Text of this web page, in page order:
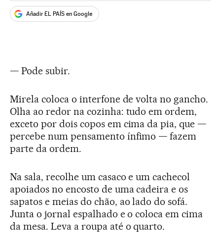
Añadir EL PAÍS en Google
— Pode subir.
Mirela coloca o interfone de volta no gancho.
Olha ao redor na cozinha: tudo em ordem,
exceto por dois copos em cima da pia, que —
percebe num pensamento ínfimo — fazem
parte da ordem.
Na sala, recolhe um casaco e um cachecol
apoiados no encosto de uma cadeira e os
sapatos e meias do chão, ao lado do sofá.
Junta o jornal espalhado e o coloca em cima
da mesa. Leva a roupa até o quarto.